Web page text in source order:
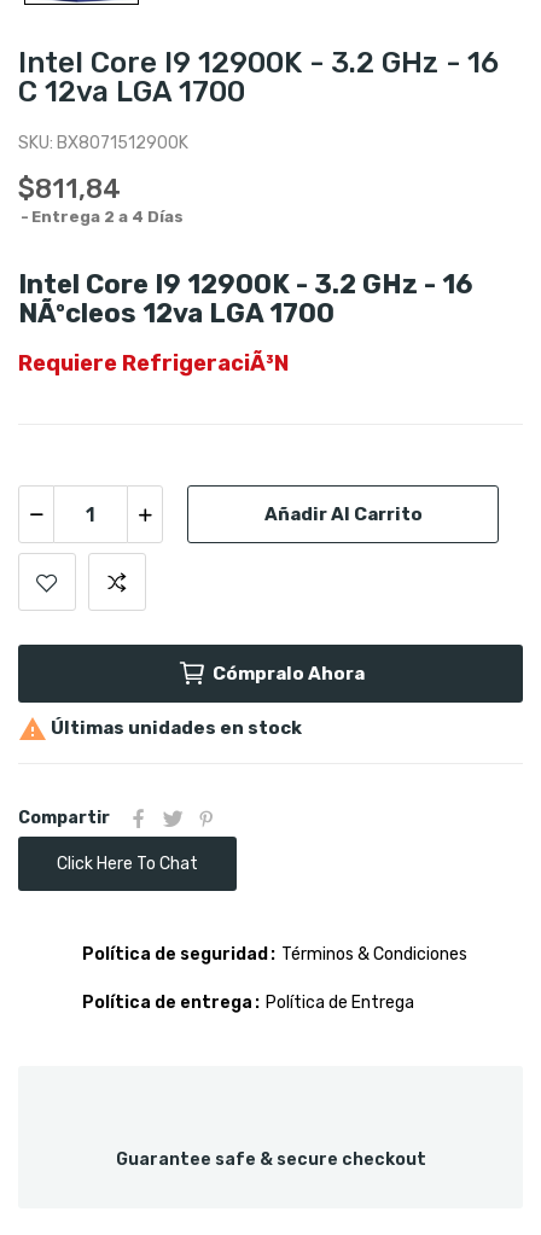
Intel Core I9 12900K - 3.2 GHz - 16
C 12va LGA 1700
SKU: BX8071512900K
$811,84
Entrega 2 a 4 Días
Intel Core I9 12900K - 3.2 GHz - 16
NÃºcleos 12va LGA 1700
Requiere RefrigeraciÃ³n
Añadir Al Carrito
Cómpralo Ahora
 Últimas unidades en stock
Compartir
Click Here To Chat
Política de seguridad Términos & Condiciones
Política de entrega Política de Entrega
Guarantee safe & secure checkout